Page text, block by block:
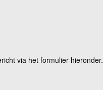
via het formulier hieronder.